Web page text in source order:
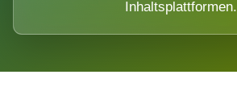
Inhaltsplattformen.